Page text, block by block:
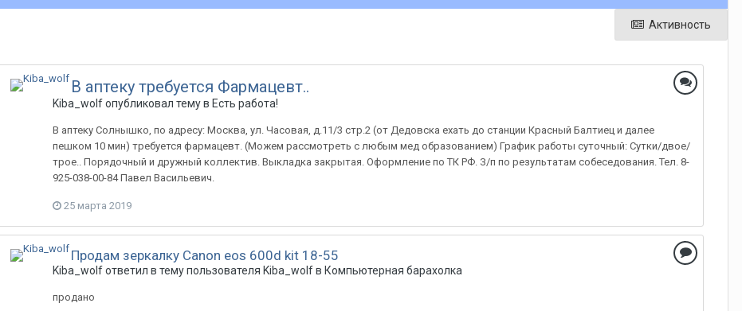
Активность
В аптеку требуется Фармацевт..
Kiba_wolfопубликовал тему в Есть работа!
В аптеку Солнышко, по адресу: Москва, ул. Часовая, д.11/3 стр.2 (от Дедовска ехать до станции Красный Балтиец и далее
пешком 10 мин) требуется фармацевт. (Можем рассмотреть с любым мед образованием) График работы суточный: Сутки/двое/
трое.. Порядочный и дружный коллектив. Выкладка закрытая. Оформление по ТК РФ. З/п по результатам собеседования. Тел. 8-
925-038-00-84 Павел Васильевич.
25 марта 2019
Продам зеркалку Canon eos 600d kit 18-55
Kiba_wolfответил в тему пользователя Kiba_wolfв Компьютерная барахолка
продано